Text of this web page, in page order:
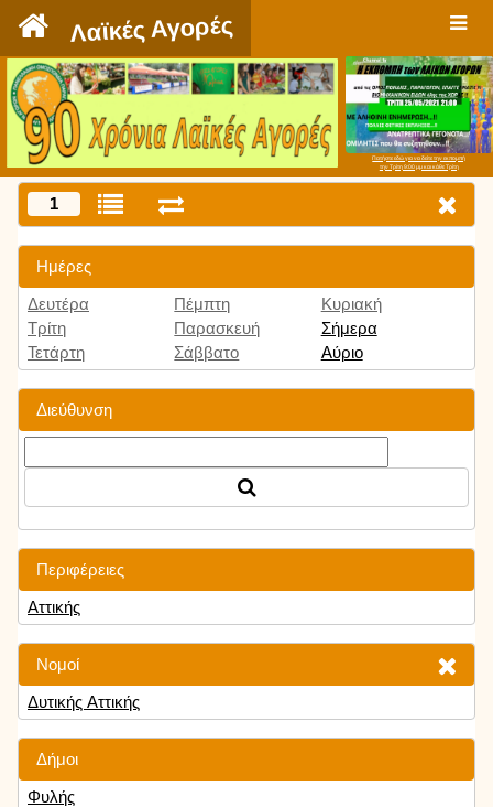
Λαϊκές Αγορές
Πατήστε εδώ για να δείτε την εκπομπή
την Τρίτη 9:00 μμ και κάθε Τρίτη
1
Ημέρες
Δευτέρα
Τρίτη
Τετάρτη
Πέμπτη
Παρασκευή
Σάββατο
Κυριακή
Σήμερα
Αύριο
Διεύθυνση
Περιφέρειες
Αττικής
Νομοί
Δυτικής Αττικής
Δήμοι
Φυλής